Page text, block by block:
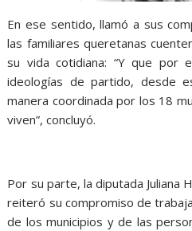
En ese sentido, llamó a sus
las familiares queretanas
su vida cotidiana: “Y que por
ideologías de partido, desde
manera coordinada por los 18
viven”, concluyó.
Por su parte, la diputada Juliana
reiteró su compromiso de
de los municipios y de las